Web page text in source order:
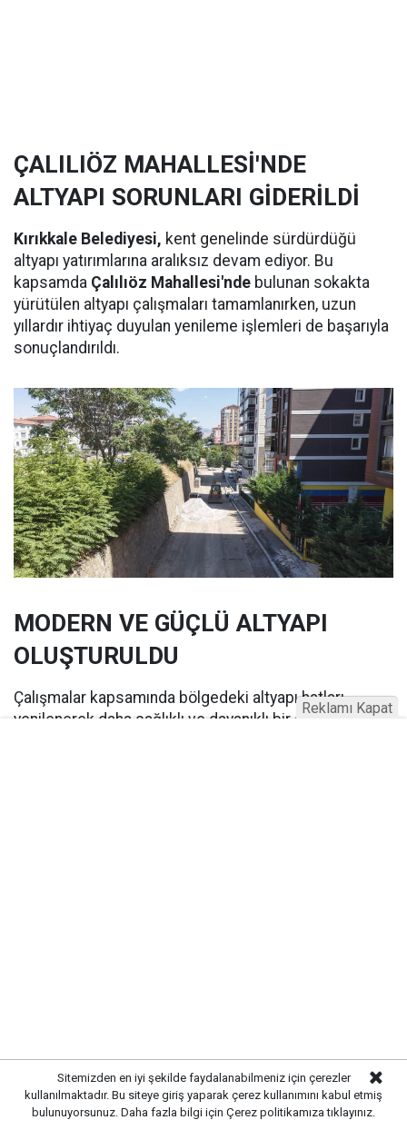
ÇALILIÖZ MAHALLESİ'NDE
ALTYAPI SORUNLARI GİDERİLDİ
Kırıkkale Belediyesi, kent genelinde sürdürdüğü
altyapı yatırımlarına aralıksız devam ediyor. Bu
kapsamda Çalılıöz Mahallesi'nde bulunan sokakta
yürütülen altyapı çalışmaları tamamlanırken, uzun
yıllardır ihtiyaç duyulan yenileme işlemleri de başarıyla
sonuçlandırıldı.
MODERN VE GÜÇLÜ ALTYAPI
OLUŞTURULDU
Çalışmalar kapsamında bölgedeki altyapı hatları
yenilenerek daha sağlıklı ve dayanıklı bir sistem
Sitemizden en iyi şekilde faydalanabilmeniz için çerezler
kullanılmaktadır. Bu siteye giriş yaparak çerez kullanımını kabul etmiş
bulunuyorsunuz. Daha fazla bilgi için Çerez politikamıza tıklayınız.
Reklamı Kapat